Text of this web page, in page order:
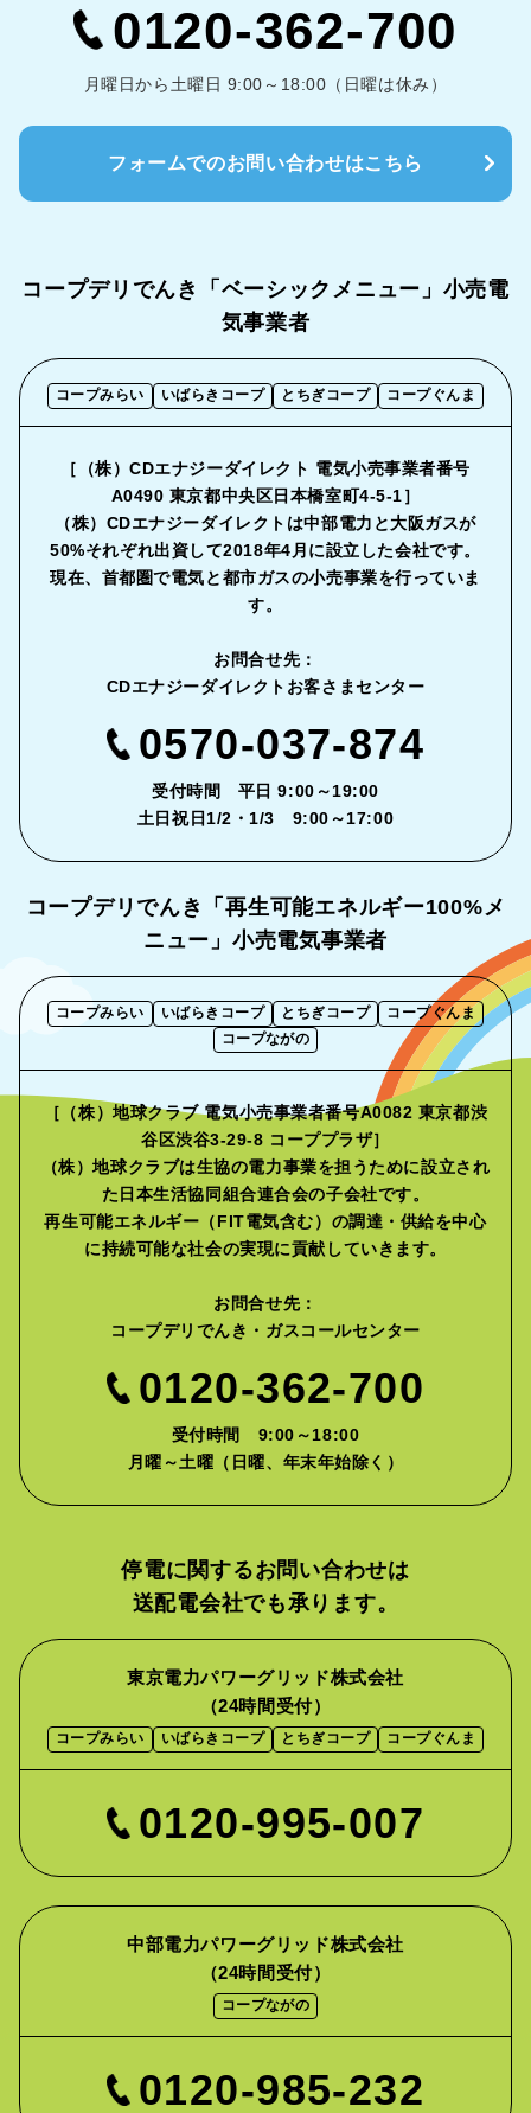
0120-362-700
月曜日から土曜日 9:00～18:00（日曜は休み）
フォームでのお問い合わせはこちら
コープデリでんき「ベーシックメニュー」 小売電
気事業者
コープみらい いばらきコープ とちぎコープ コープぐんま
［（株）CDエナジーダイレクト 電気小売事業者番号
A0490 東京都中央区日本橋室町4-5-1］
（株）CDエナジーダイレクトは中部電力と大阪ガスが
50%それぞれ出資して2018年4月に設立した会社です。
現在、首都圏で電気と都市ガスの小売事業を行っていま
す。
お問合せ先：
CDエナジーダイレクトお客さまセンター
0570-037-874
受付時間 平日 9:00～19:00
土日祝日1/2・1/3 9:00～17:00
コープデリでんき「再生可能エネルギー100%メ
ニュー」小売電気事業者
コープみらい いばらきコープ とちぎコープ
コープぐんま
コープながの
［（株）地球クラブ 電気小売事業者番号A0082 東京都渋
谷区渋谷3-29-8 コーププラザ］
（株）地球クラブは生協の電力事業を担うために設立され
た日本生活協同組合連合会の子会社です。
再生可能エネルギー（FIT電気含む）の調達・供給を中心
に持続可能な社会の実現に貢献していきます。
お問合せ先：
コープデリでんき・ガスコールセンター
0120-362-700
受付時間 9:00～18:00
月曜～土曜（日曜、年末年始除く）
停電に関するお問い合わせは
送配電会社でも承ります。
東京電力パワーグリッド株式会社
（24時間受付）
コープみらい いばらきコープ とちぎコープ コープぐんま
0120-995-007
中部電力パワーグリッド株式会社
（24時間受付）
コープながの
0120-985-232